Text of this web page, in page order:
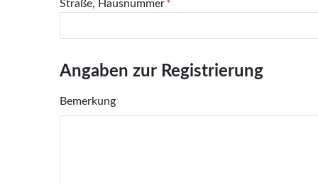
Straße, Hausnummer
Angaben zur Registrierung
Bemerkung